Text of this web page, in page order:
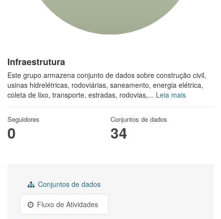
Infraestrutura
Este grupo armazena conjunto de dados sobre construção civil,
usinas hidrelétricas, rodoviárias, saneamento, energia elétrica,
coleta de lixo, transporte, estradas, rodovias,... Leia mais
Seguidores
0
Conjuntos de dados
34
Conjuntos de dados
Fluxo de Atividades